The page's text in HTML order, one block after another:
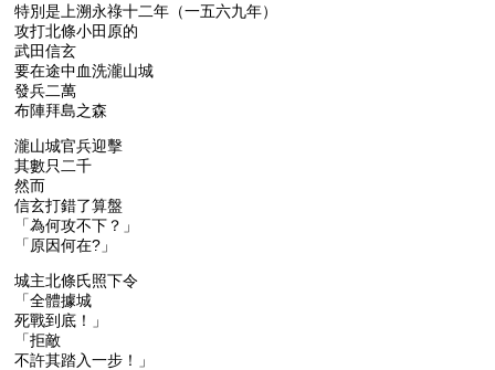
特別是上溯永祿十二年（一五六九年）
攻打北條小田原的
武田信玄
要在途中血洗瀧山城
發兵二萬
布陣拜島之森
瀧山城官兵迎擊
其數只二千
然而
信玄打錯了算盤
「為何攻不下？」
「原因何在?」
城主北條氏照下令
「全體據城
死戰到底！」
「拒敵
不許其踏入一步！」